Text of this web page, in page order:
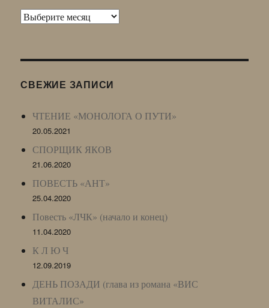
Архив
LJ
СВЕЖИЕ ЗАПИСИ
ЧТЕНИЕ «МОНОЛОГА О ПУТИ»
20.05.2021
СПОРЩИК ЯКОВ
21.06.2020
ПОВЕСТЬ «АНТ»
25.04.2020
Повесть «ЛЧК» (начало и конец)
11.04.2020
К Л Ю Ч
12.09.2019
ДЕНЬ ПОЗАДИ (глава из романа «ВИС
ВИТАЛИС»